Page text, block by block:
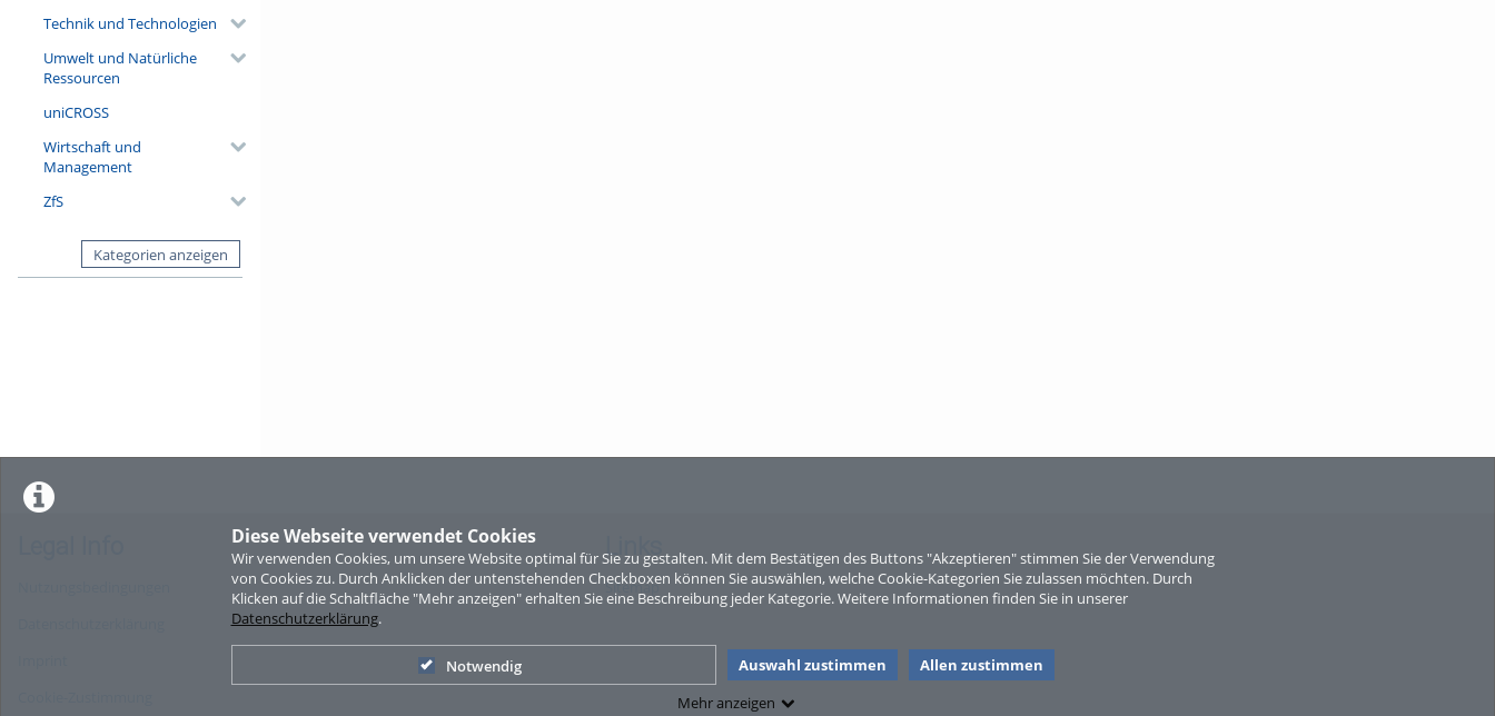
Diese Webseite verwendet Cookies
Wir verwenden Cookies, um unsere Website optimal für Sie zu gestalten. Mit dem Bestätigen des Buttons "Akzeptieren" stimmen Sie der Verwendung
von Cookies zu. Durch Anklicken der untenstehenden Checkboxen können Sie auswählen, welche Cookie-Kategorien Sie zulassen möchten. Durch
Klicken auf die Schaltfläche "Mehr anzeigen" erhalten Sie eine Beschreibung jeder Kategorie. Weitere Informationen finden Sie in unserer
Datenschutzerklärung.
Notwendig Auswahl zustimmen
Allen zustimmen
Mehr anzeigen
Technik und Technologien
Umwelt und Natürliche
Ressourcen
uniCROSS
Wirtschaft und
Management
ZfS
Kategorien anzeigen
Sperber
Links
Sitemap